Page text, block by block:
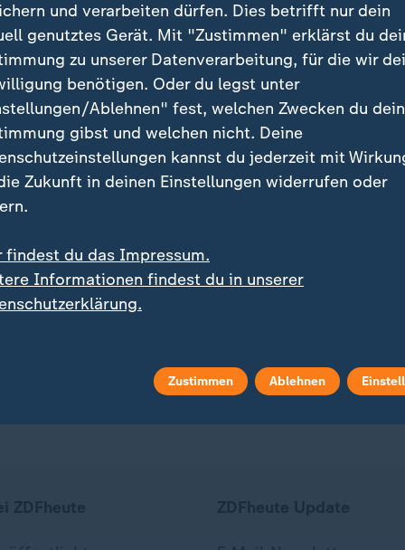
sie nach vorn und zeigt, wie der Tourismus wieder
erfindet: "We AHR open"
im Ahrtal
Geiger Julia Schröter
und verarbeiten dürfen. Dies betrifft nur dein
genutztes Gerät. Mit "Zustimmen" erklärst du
zu unserer Datenverarbeitung, für die wir
benötigen. Oder du legst unter
Ablehnen" fest, welchen Zwecken du
gibst und welchen nicht. Deine
kannst du jederzeit mit
Zukunft in deinen Einstellungen widerrufen oder
findest du das Impressum.
Informationen findest du in unserer
Zustimmen Ablehnen